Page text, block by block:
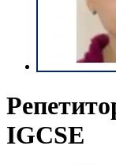
IGCSE